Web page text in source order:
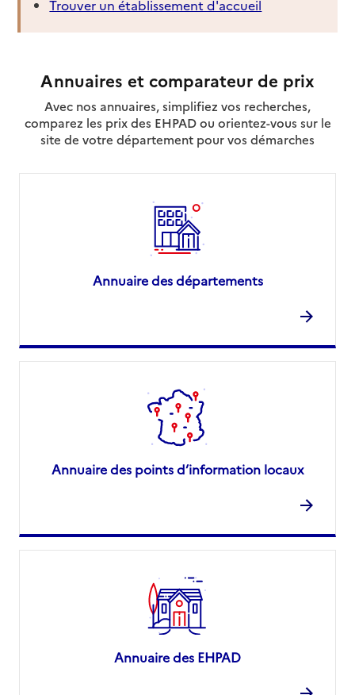
Trouver un établissement d'accueil
Annuaires et comparateur de prix
Avec nos annuaires, simplifiez vos recherches,
comparez les prix des EHPAD ou orientez-vous sur le
site de votre département pour vos démarches
Annuaire des départements
Annuaire des points d’information locaux
Annuaire des EHPAD